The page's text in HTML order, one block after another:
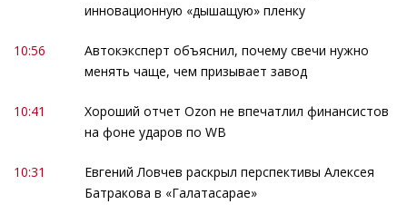
инновационную «дышащую» пленку
10:56
Автокэксперт объяснил, почему свечи нужно
менять чаще, чем призывает завод
10:41
Хороший отчет Ozon не впечатлил финансистов
на фоне ударов по WB
10:31
Евгений Ловчев раскрыл перспективы Алексея
Батракова в «Галатасарае»